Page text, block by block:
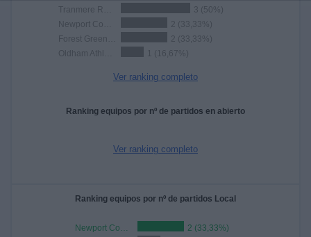
3 (50%)
2 (33,33%)
2 (33,33%)
1 (16,67%)
Ver ranking completo
Ranking equipos por nº de partidos en abierto
Ver ranking completo
Ranking equipos por nº de partidos Local
Newport County
2 (33,33%)